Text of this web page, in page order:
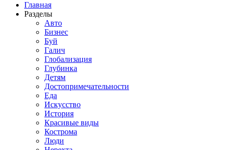
Главная
Разделы
Авто
Бизнес
Буй
Галич
Глобализация
Глубинка
Детям
Достопримечательности
Еда
Искусство
История
Красивые виды
Кострома
Люди